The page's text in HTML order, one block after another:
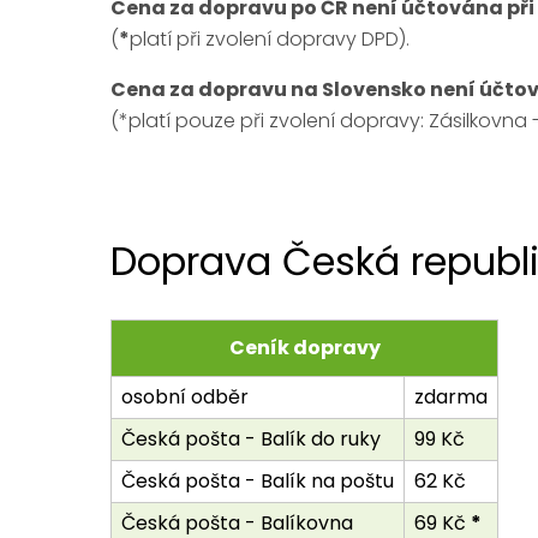
Cena za dopravu po ČR není účtována
(*platí při zvolení dopravy DPD).
Cena za dopravu na Slovensko není
(*platí pouze při zvolení dopravy: Zásilkovna
Doprava Česká
Ceník dopravy
osobní odběr
zdarma
Česká pošta - Balík do ruky
99 Kč
Česká pošta - Balík na poštu
62 Kč
Česká pošta - Balíkovna
69 Kč *